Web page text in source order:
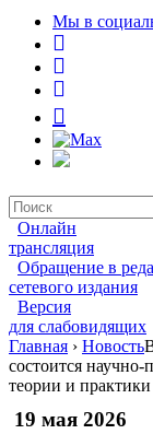
Мы в
Онлайн
трансляция
Обращение в
сетевого издания
Версия
для слабовидящих
Главная › Новость
состоится
теории и практики
19 мая 2026